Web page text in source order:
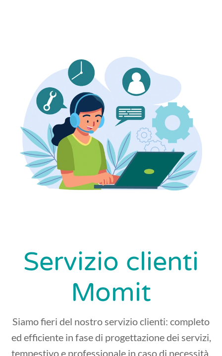
Servizio clienti
Momit
Siamo fieri del nostro servizio clienti: completo
ed efficiente in fase di progettazione dei servizi,
tempestivo e professionale in caso di necessità.